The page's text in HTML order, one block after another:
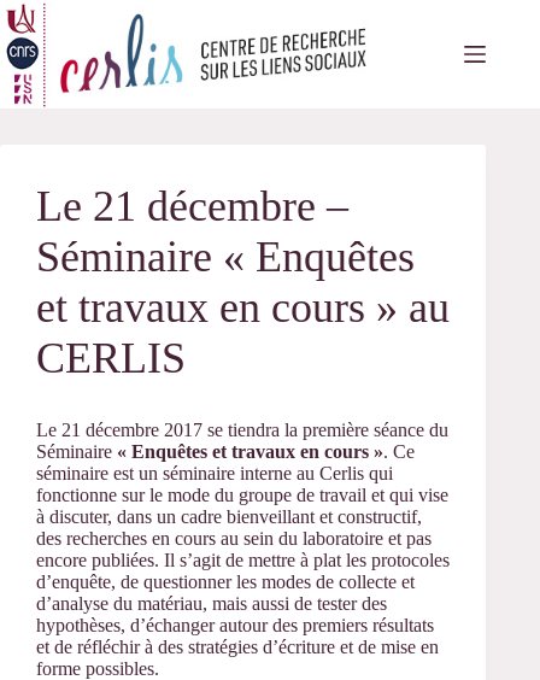
Passer
au
contenu
Le 21 décembre –
Séminaire « Enquêtes
et travaux en cours » au
CERLIS
Le 21 décembre 2017 se tiendra la première séance du
Séminaire « Enquêtes et travaux en cours ». Ce
séminaire est un séminaire interne au Cerlis qui
fonctionne sur le mode du groupe de travail et qui vise
à discuter, dans un cadre bienveillant et constructif,
des recherches en cours au sein du laboratoire et pas
encore publiées. Il s’agit de mettre à plat les protocoles
d’enquête, de questionner les modes de collecte et
d’analyse du matériau, mais aussi de tester des
hypothèses, d’échanger autour des premiers résultats
et de réfléchir à des stratégies d’écriture et de mise en
forme possibles.